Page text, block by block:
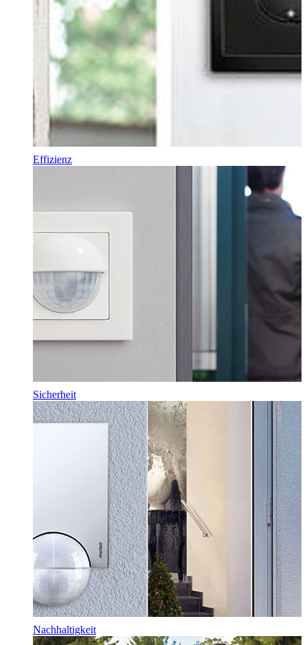
Effizienz
Sicherheit
Nachhaltigkeit